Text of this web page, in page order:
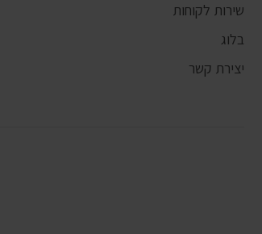
שירות לקוחות
בלוג
יצירת קשר